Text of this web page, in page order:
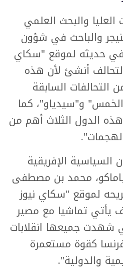
والبحث العلمي
والباحث في شؤون
في حديثه لموقع "سكاي
أنشئ لأن هذه
التحالفات السابقة
و"سيدياو"، كما
الدول الثلاث أهم من
السياسية الإفريقية
محمد بن مصطفى
لموقع "سكاي نيوز
يأتي تماشيا مع مصير
شهدت جميعها انقلابات
كقوة مستعمرة
والدولية".